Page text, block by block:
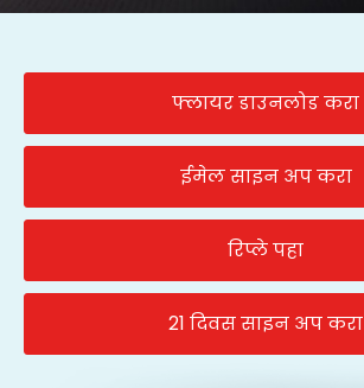
फ्लायर डाउनलोड करा
ईमेल साइन अप करा
रिप्ले पहा
21 दिवस साइन अप करा